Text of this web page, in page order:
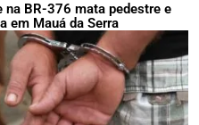
na BR-376 mata pedestre e
em Mauá da Serra